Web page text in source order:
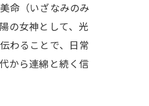
命（いざなみのみ
の女神として、光
わることで、日常
から連綿と続く信